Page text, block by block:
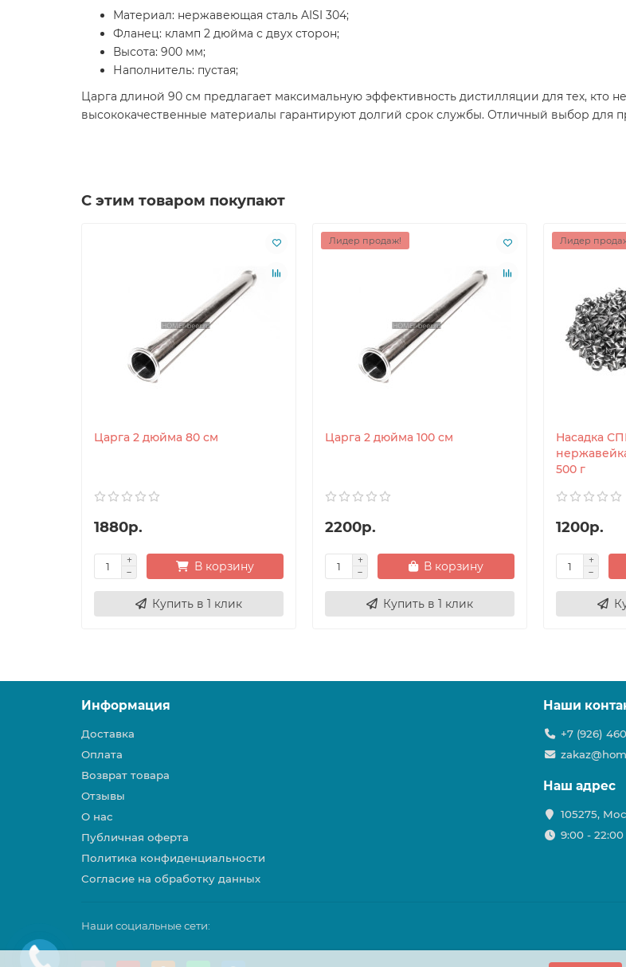
Материал: нержавеющая сталь AISI 304;
Фланец: кламп 2 дюйма с двух сторон;
Высота: 900 мм;
Наполнитель: пустая;
Царга длиной 90 см предлагает максимальную эффективность дистилляции для тех, кто
высококачественные материалы гарантируют долгий срок службы. Отличный выбор для
С этим товаром покупают
Царга 2 дюйма 80 см
1880р.
В корзину
Купить в 1 клик
Лидер продаж!
Царга 2 дюйма 100 см
2200р.
В корзину
Купить в 1 клик
Лидер
Насадка
500 г
1200р.
Информация
Доставка
Оплата
Возврат товара
Отзывы
О нас
Публичная оферта
Политика конфиденциальности
Согласие на обработку данных
Наши
+7 (926)
Наш адрес
105275,
9:00 - 22:00
Наши социальные сети: